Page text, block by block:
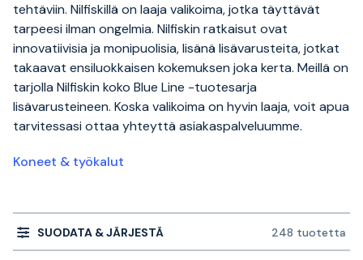
tehtäviin. Nilfiskillä on laaja valikoima, jotka täyttävät
tarpeesi ilman ongelmia. Nilfiskin ratkaisut ovat
innovatiivisia ja monipuolisia, lisänä lisävarusteita, jotkat
takaavat ensiluokkaisen kokemuksen joka kerta. Meillä on
tarjolla Nilfiskin koko Blue Line -tuotesarja
lisävarusteineen. Koska valikoima on hyvin laaja, voit apua
tarvitessasi ottaa yhteyttä asiakaspalveluumme.
Koneet & työkalut
SUODATA & JÄRJESTÄ 248 tuotetta